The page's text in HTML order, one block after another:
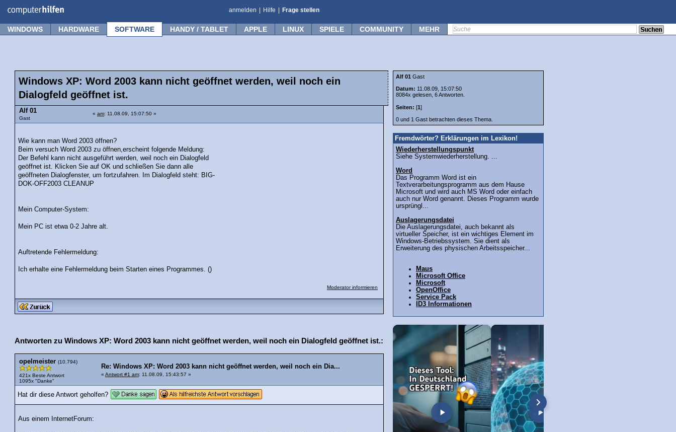
anmelden Hilfe Frage stellen
WINDOWS HARDWARE SOFTWARE HANDY / TABLET APPLE LINUX SPIELE COMMUNITY MEHR
Windows XP: Word 2003 kann nicht geöffnet werden, weil noch ein
Dialogfeld geöffnet ist.
Alf 01
Gast
« am: 11.08.09, 15:07:50 »
Wie kann man Word 2003 öffnen?
Beim versuch Word 2003 zu öffnen,erscheint folgende Meldung:
Der Befehl kann nicht ausgeführt werden, weil noch ein Dialogfeld
geöffnet ist. Klicken Sie auf OK und schließen Sie dann alle
geöffneten Dialogfenster, um fortzufahren. Im Dialogfeld steht: BIG-
DOK-OFF2003 CLEANUP
Mein Computer-System:
Mein PC ist etwa 0-2 Jahre alt.
Auftretende Fehlermeldung:
Ich erhalte eine Fehlermeldung beim Starten eines Programmes. ()
Moderator informieren
Antworten zu Windows XP: Word 2003 kann nicht geöffnet werden, weil noch ein Dialogfeld geöffnet ist.:
opelmeister (10.794)
421x Beste Antwort
1095x "Danke"
Re: Windows XP: Word 2003 kann nicht geöffnet werden, weil noch ein Dia...
« Antwort #1 am: 11.08.09, 15:43:57 »
Hat dir diese Antwort geholfen?
Aus einem InternetForum:
Alf 01 Gast
Datum: 11.08.09, 15:07:50
8084x gelesen, 6 Antworten.
Seiten: [1]
0 und 1 Gast betrachten dieses Thema.
Fremdwörter? Erklärungen im Lexikon!
Wiederherstellungspunkt
Siehe Systemwiederherstellung. ...
Word
Das Programm Word ist ein
Textverarbeitungsprogramm aus dem Hause
Microsoft und wird auch MS Word oder einfach
auch nur Word genannt. Dieses Programm wurde
ursprüngl...
Auslagerungsdatei
Die Auslagerungsdatei, auch bekannt als
virtueller Speicher, ist ein wichtiges Element im
Windows-Betriebssystem. Sie dient als
Erweiterung des physischen Arbeitsspeicher...
Maus
Microsoft Office
Microsoft
OpenOffice
Service Pack
ID3 Informationen